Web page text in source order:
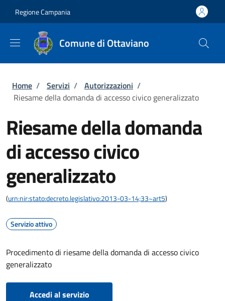
Regione Campania
Comune di Ottaviano
Briciole di pane
Home / Servizi / Autorizzazioni /
Riesame della domanda di accesso civico generalizzato
Riesame della domanda
di accesso civico
generalizzato
(urn:nir:stato:decreto.legislativo:2013-03-14;33~art5)
Servizio attivo
Procedimento di riesame della domanda di accesso civico
generalizzato
Accedi al servizio